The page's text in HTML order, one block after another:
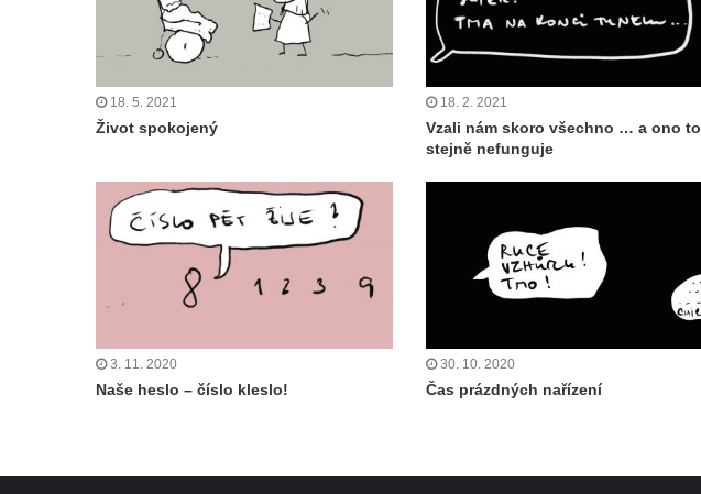
18. 5. 2021
Život spokojený
18. 2. 2021
Vzali nám skoro všechno … a ono to
stejně nefunguje
3. 11. 2020
Naše heslo – číslo kleslo!
30. 10. 2020
Čas prázdných nařízení